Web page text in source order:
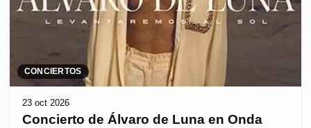
CONCIERTOS
23 oct 2026
Concierto de Álvaro de Luna en Onda